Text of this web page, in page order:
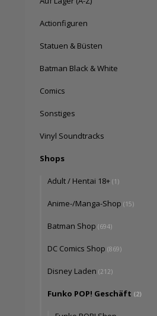
Actionfiguren
Statuen & Büsten
Batman Black & White
Comics
Sonstiges
Vinyl Soundtracks
Shops
Adult / Hentai 18+ (1)
Anime-/Manga-Shop (15)
Batman Shop (694)
DC Comics Shop (869)
Disney Laden (212)
Funko POP! Geschäft (2)